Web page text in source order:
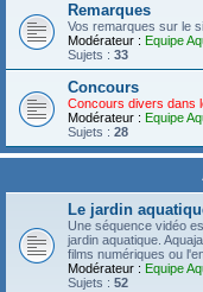
Remarques
Vos remarques sur le
Modérateur : Equipe
Sujets : 33
Concours
Concours divers dans
Modérateur : Equipe
Sujets : 28
Le jardin
Une séquence vidéo
jardin aquatique.
films numériques ou
Modérateur : Equipe
Sujets : 52